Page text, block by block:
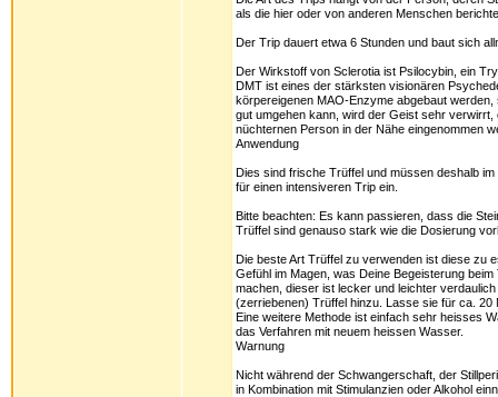
als die hier oder von anderen Menschen
Der Trip dauert etwa 6 Stunden und baut sich
Der Wirkstoff von Sclerotia ist Psilocybin, ein
DMT ist eines der stärksten visionären
körpereigenen MAO-Enzyme abgebaut
gut umgehen kann, wird der Geist sehr
nüchternen Person in der Nähe eingenommen
Anwendung
Dies sind frische Trüffel und müssen deshalb
für einen intensiveren Trip ein.
Bitte beachten: Es kann passieren, dass die
Trüffel sind genauso stark wie die Dosierung
Die beste Art Trüffel zu verwenden ist diese zu
Gefühl im Magen, was Deine Begeisterung
machen, dieser ist lecker und leichter
(zerriebenen) Trüffel hinzu. Lasse sie für ca.
Eine weitere Methode ist einfach sehr heisses
das Verfahren mit neuem heissen Wasser.
Warnung
Nicht während der Schwangerschaft, der
in Kombination mit Stimulanzien oder Alkohol